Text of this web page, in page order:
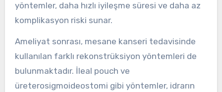
yöntemler, daha hızlı iyileşme süresi ve daha az
komplikasyon riski sunar.
Ameliyat sonrası, mesane kanseri tedavisinde
kullanılan farklı rekonstrüksiyon yöntemleri de
bulunmaktadır. İleal pouch ve
üreterosigmoideostomi gibi yöntemler, idrarın